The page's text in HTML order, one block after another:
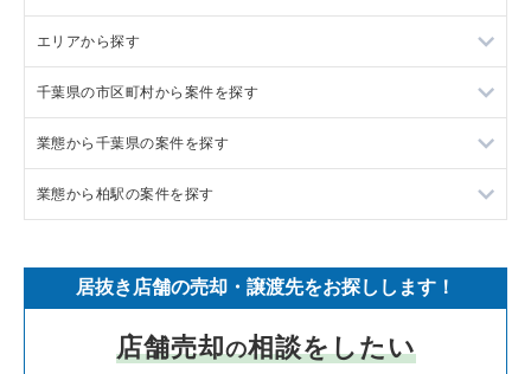
ラーメンの居抜き売却物件の案件一覧
フランス料理の居抜き売却物件の案件一覧
イタリア料理の居抜き売却物件の案件一覧
中華の居抜き売却物件の案件一覧
寿司の居抜き売却物件の案件一覧
焼肉の居抜き売却物件の案件一覧
エリアから探す
東京23区の飲食店の居抜き売却物件の案件一覧
東京都下の飲食店の居抜き売却物件の案件一覧
千葉県の飲食店の居抜き売却物件の案件一覧
神奈川県の飲食店の居抜き売却物件の案件一覧
大阪府の飲食店の居抜き売却物件の案件一覧
千葉県の市区町村から案件を探す
船橋市の飲食店の居抜き売却物件の案件一覧
鎌ヶ谷市の飲食店の居抜き売却物件の案件一覧
浦安市の飲食店の居抜き売却物件の案件一覧
市川市の飲食店の居抜き売却物件の案件一覧
業態から千葉県の案件を探す
千葉県のラーメンの居抜き売却物件の案件一覧
千葉県のイタリア料理の居抜き売却物件の案件一覧
千葉県の中華の居抜き売却物件の案件一覧
業態から柏駅の案件を探す
柏駅のイタリア料理の居抜き売却物件の案件一覧
柏駅の焼肉の居抜き売却物件の案件一覧
居抜き店舗の売却・譲渡先をお探しします！
店舗売却の相談をしたい